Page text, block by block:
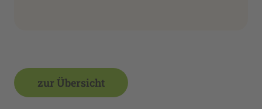
zur Übersicht